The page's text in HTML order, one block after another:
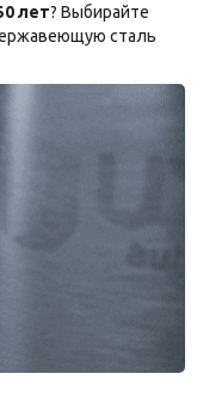
лет? Выбирайте
сталь